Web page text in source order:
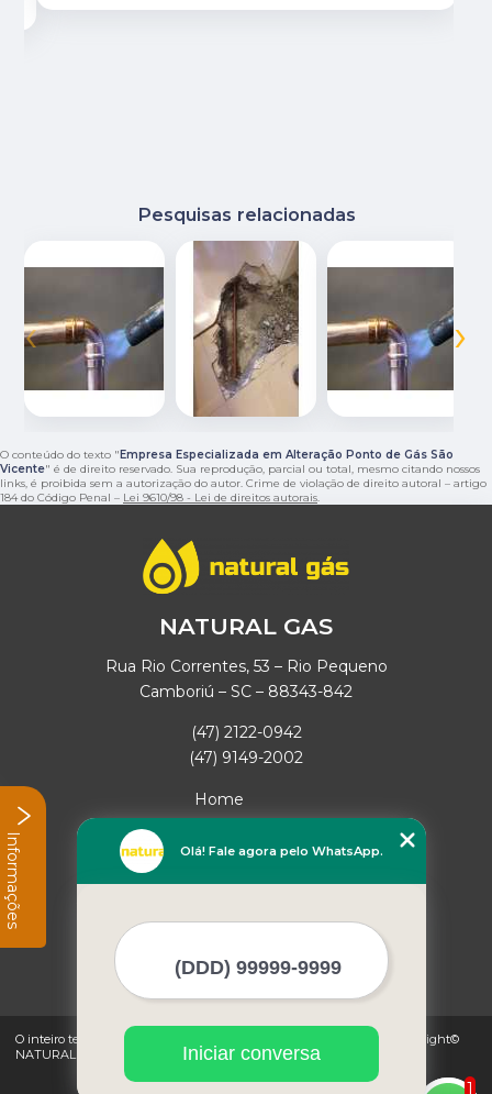
Pesquisas relacionadas
‹ ›
O conteúdo do texto " Empresa Especializada em Alteração Ponto de Gás São
Vicente" é de direito reservado. Sua reprodução, parcial ou total, mesmo citando nossos
links, é proibida sem a autorização do autor. Crime de violação de direito autoral – artigo
184 do Código Penal – Lei 9610/98 - Lei de direitos autorais.
NATURAL GAS
Rua Rio Correntes, 53 – Rio Pequeno
Camboriú – SC – 88343-842
(47) 2122-0942
(47) 9149-2002
Home
Empresa
Missão
Mapa do site
O inteiro teor deste site está sujeito à proteção de direitos autorais. Copyright©
NATURAL GAS (Lei 9610 de 19/02/1998)
1
Olá! Fale agora pelo WhatsApp.
Iniciar conversa
Informações